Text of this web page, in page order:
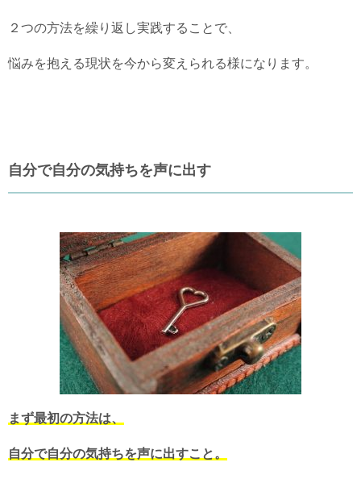
２つの方法を繰り返し実践することで、
悩みを抱える現状を今から変えられる様になります。
自分で自分の気持ちを声に出す
まず最初の方法は、
自分で自分の気持ちを声に出すこと。